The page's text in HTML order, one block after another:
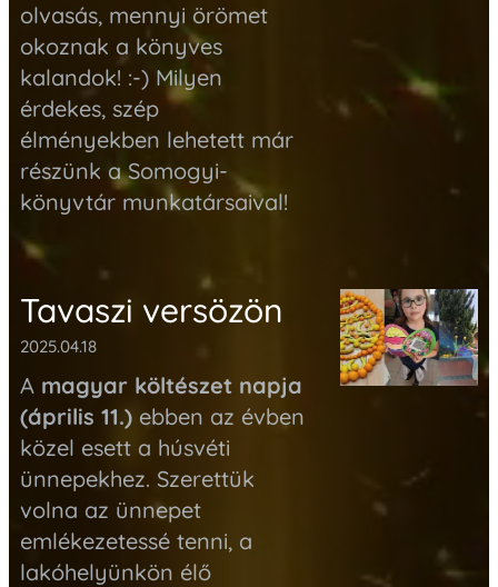
olvasás, mennyi örömet
okoznak a könyves
kalandok! :-) Milyen
érdekes, szép
élményekben lehetett már
részünk aSomogyi-
könyvtár munkatársaival!
Tavaszi versözön
2025.04.18
A magyar költészet napja
(április 11.) ebben az évben
közel esett a húsvéti
ünnepekhez. Szerettük
volna az ünnepet
emlékezetessé tenni, a
lakóhelyünkön élő